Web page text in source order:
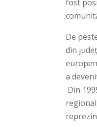
fost
De
din
a
Din